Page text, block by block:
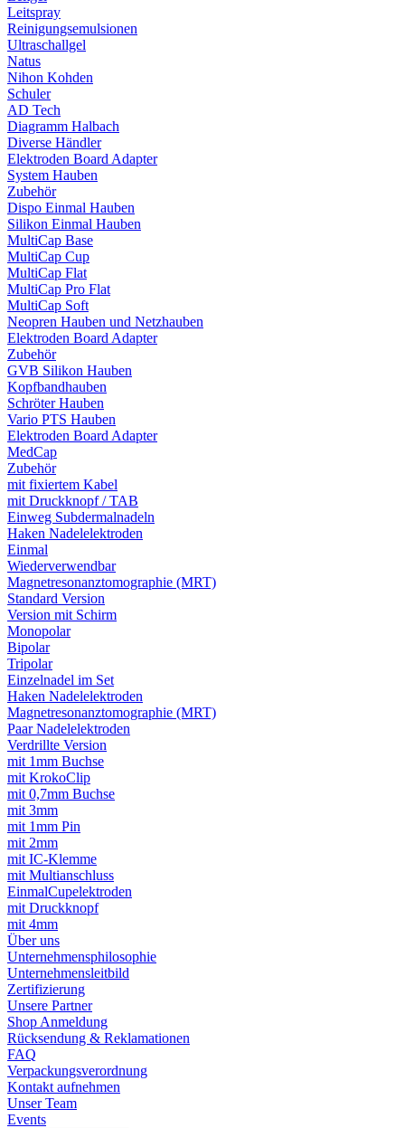
Leitspray
Reinigungsemulsionen
Ultraschallgel
Natus
Nihon Kohden
Schuler
AD Tech
Diagramm Halbach
Diverse Händler
Elektroden Board Adapter
System Hauben
Zubehör
Dispo Einmal Hauben
Silikon Einmal Hauben
MultiCap Base
MultiCap Cup
MultiCap Flat
MultiCap Pro Flat
MultiCap Soft
Neopren Hauben und Netzhauben
Elektroden Board Adapter
Zubehör
GVB Silikon Hauben
Kopfbandhauben
Schröter Hauben
Vario PTS Hauben
Elektroden Board Adapter
MedCap
Zubehör
mit fixiertem Kabel
mit Druckknopf / TAB
Einweg Subdermalnadeln
Haken Nadelelektroden
Einmal
Wiederverwendbar
Magnetresonanztomographie (MRT)
Standard Version
Version mit Schirm
Monopolar
Bipolar
Tripolar
Einzelnadel im Set
Haken Nadelelektroden
Magnetresonanztomographie (MRT)
Paar Nadelelektroden
Verdrillte Version
mit 1mm Buchse
mit KrokoClip
mit 0,7mm Buchse
mit 3mm
mit 1mm Pin
mit 2mm
mit IC-Klemme
mit Multianschluss
EinmalCupelektroden
mit Druckknopf
mit 4mm
Über uns
Unternehmensphilosophie
Unternehmensleitbild
Zertifizierung
Unsere Partner
Shop Anmeldung
Rücksendung & Reklamationen
FAQ
Verpackungsverordnung
Kontakt aufnehmen
Unser Team
Events